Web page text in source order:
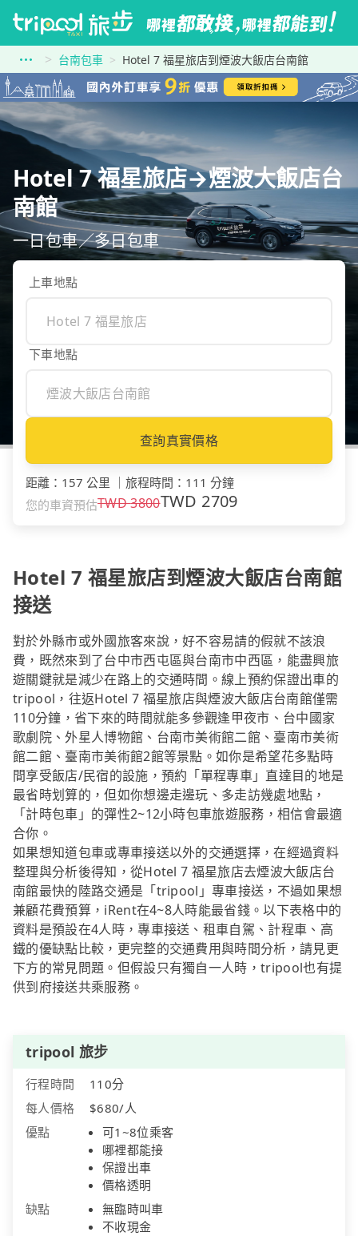
台南包車 Hotel 7 福星旅店到煙波大飯店台南館
Hotel 7 福星旅店→煙波大飯店台
南館
一日包車／多日包車
上車地點
下車地點
查詢真實價格
距離 ： 157 公里 旅程時間 ： 111 分鐘
您的車資預估TWD3800TWD 2709
Hotel 7 福星旅店到煙波大飯店台南館
接送
對於外縣市或外國旅客來說，好不容易請的假就不該浪
費，既然來到了台中市西屯區與台南市中西區，能盡興旅
遊關鍵就是減少在路上的交通時間。線上預約保證出車的
tripool，往返Hotel 7 福星旅店與煙波大飯店台南館僅需
110分鐘，省下來的時間就能多參觀逢甲夜市、台中國家
歌劇院、外星人博物館、台南市美術館二館、臺南市美術
館二館、臺南市美術館2館等景點。如你是希望花多點時
間享受飯店/民宿的設施，預約「單程專車」直達目的地是
最省時划算的，但如你想邊走邊玩、多走訪幾處地點，
「計時包車」的彈性2~12小時包車旅遊服務，相信會最適
合你。
如果想知道包車或專車接送以外的交通選擇，在經過資料
整理與分析後得知，從Hotel 7 福星旅店去煙波大飯店台
南館最快的陸路交通是「tripool」專車接送，不過如果想
兼顧花費預算，iRent在4~8人時能最省錢。以下表格中的
資料是預設在4人時，專車接送、租車自駕、計程車、高
鐵的優缺點比較，更完整的交通費用與時間分析，請見更
下方的常見問題。但假設只有獨自一人時，tripool也有提
供到府接送共乘服務。
tripool 旅步
行程時間
110分
每人價格
$680/人
優點
可1~8位乘客
哪裡都能接
保證出車
價格透明
缺點
無臨時叫車
不收現金